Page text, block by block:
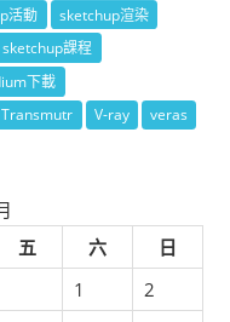
活動
sketchup渲染
sketchup課程
下載
Transmutr V-ray
veras
五 六
日
1
2